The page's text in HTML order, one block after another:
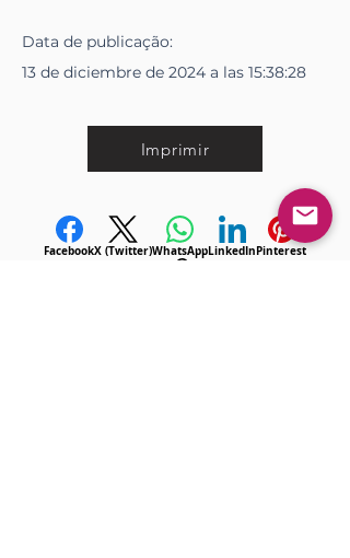
Data de publicação:
13 de diciembre de 2024 a las 15:38:28
Imprimir
FacebookX (Twitter)WhatsAppLinkedInPinterest